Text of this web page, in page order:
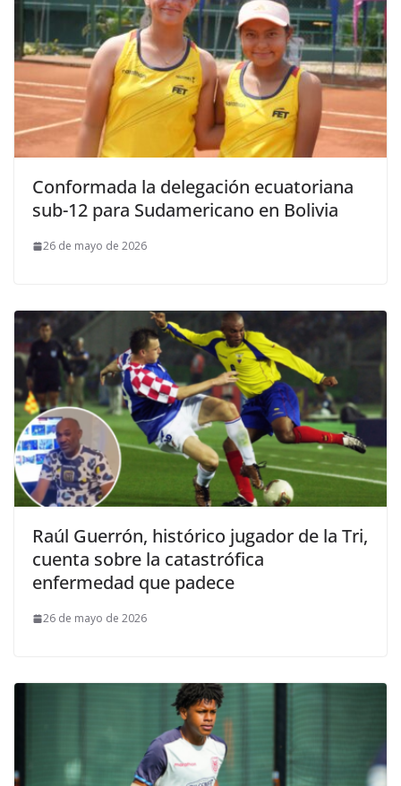
Conformada la delegación ecuatoriana
sub-12 para Sudamericano en Bolivia
26 de mayo de 2026
Raúl Guerrón, histórico jugador de la Tri,
cuenta sobre la catastrófica
enfermedad que padece
26 de mayo de 2026